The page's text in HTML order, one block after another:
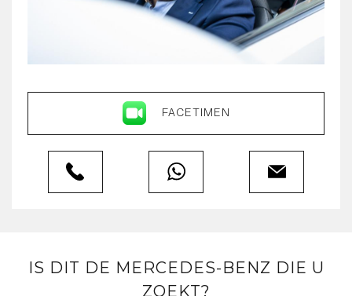
FACETIMEN
IS DIT DE MERCEDES-BENZ DIE U
ZOEKT?